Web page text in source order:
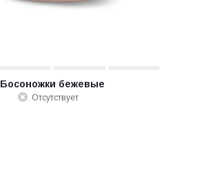
Босоножки бежевые
Отсутствует